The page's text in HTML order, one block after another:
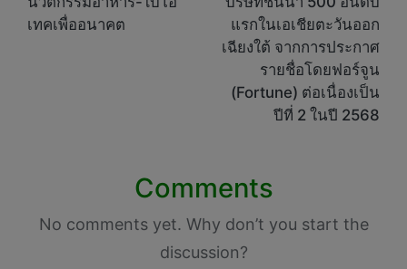
เทคเพื่ออนาคต
แรกในเอเชียตะวันออก
เฉียงใต้ จากการประกาศ
รายชื่อโดยฟอร์จูน
(Fortune) ต่อเนื่องเป็น
ปีที่ 2 ในปี 2568
Comments
No comments yet. Why don’t you start the
discussion?